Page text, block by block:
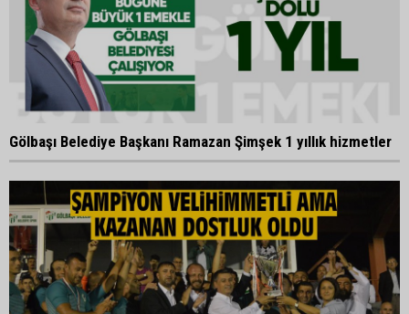
Gölbaşı Belediye Başkanı Ramazan Şimşek 1 yıllık hizmetler